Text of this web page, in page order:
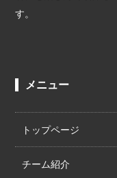
す。
メニュー
トップページ
チーム紹介